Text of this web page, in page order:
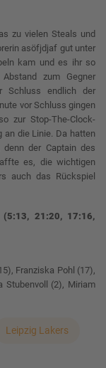
zu vielen Steals und
asöfjdjaf gut unter
kam und es ihr so
zum Gegner
Schluss endlich der
vor Schluss gingen
zur Stop-The-Clock-
an die Linie. Da hatten
der Captain des
es, die wichtigen
auch das Rückspiel
(5:13, 21:20, 17:16,
Franziska Pohl (17),
Stubenvoll (2), Miriam
Leipzig Lakers